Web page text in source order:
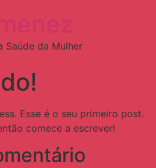
Saúde da Mulher
Esse é o seu primeiro post.
comece a escrever!